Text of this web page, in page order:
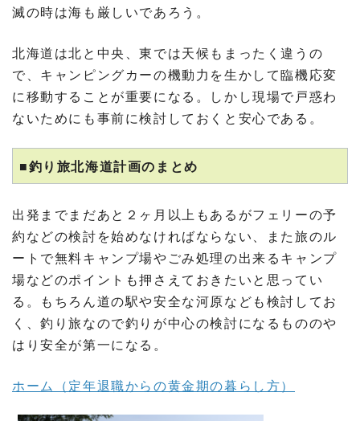
滅の時は海も厳しいであろう。
北海道は北と中央、東では天候もまったく違うの
で、キャンピングカーの機動力を生かして臨機応変
に移動することが重要になる。しかし現場で戸惑わ
ないためにも事前に検討しておくと安心である。
■釣り旅北海道計画のまとめ
出発までまだあと２ヶ月以上もあるがフェリーの予
約などの検討を始めなければならない、また旅のル
ートで無料キャンプ場やごみ処理の出来るキャンプ
場などのポイントも押さえておきたいと思ってい
る。もちろん道の駅や安全な河原なども検討してお
く、釣り旅なので釣りが中心の検討になるもののや
はり安全が第一になる。
ホーム（定年退職からの黄金期の暮らし方）